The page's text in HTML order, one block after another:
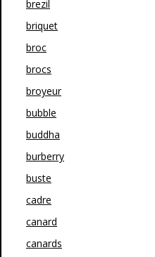
brezil
briquet
broc
brocs
broyeur
bubble
buddha
burberry
buste
cadre
canard
canards